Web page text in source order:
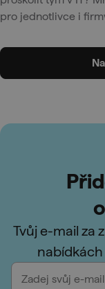
pro jednotlivce i
Tvůj e-mail za
nabídkách